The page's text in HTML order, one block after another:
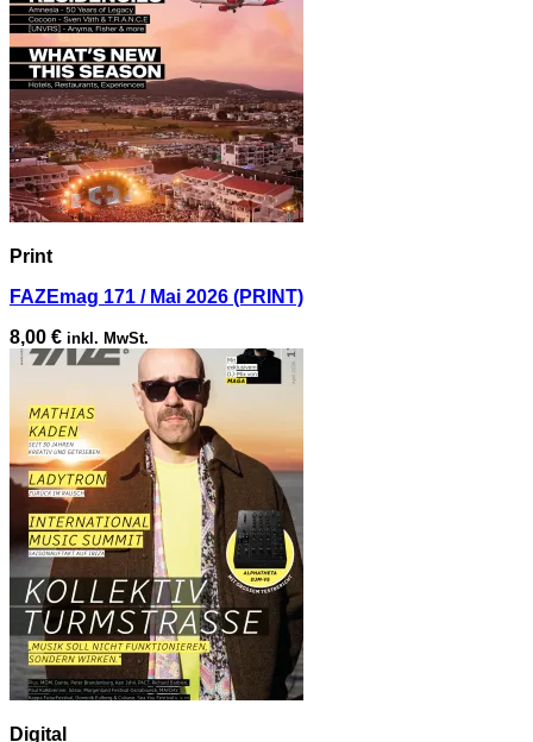
Print
FAZEmag 171 / Mai 2026 (PRINT)
8,00 € inkl. MwSt.
Digital